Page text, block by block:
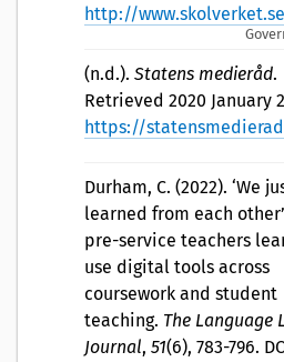
http://
(n.d.). Statens medieråd.
Retrieved 2020 January
https://
Durham, C. (2022). ‘We
learned from each
pre-service teachers
use digital tools across
coursework and student
teaching. The Language
Journal, 51(6), 783-796.